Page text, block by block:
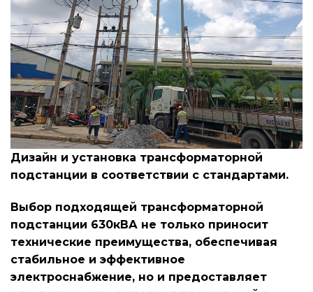
Дизайн и установка трансформаторной
подстанции в соответствии с стандартами.
Выбор подходящей трансформаторной
подстанции 630кВА не только приносит
технические преимущества, обеспечивая
стабильное и эффективное
электроснабжение, но и предоставляет